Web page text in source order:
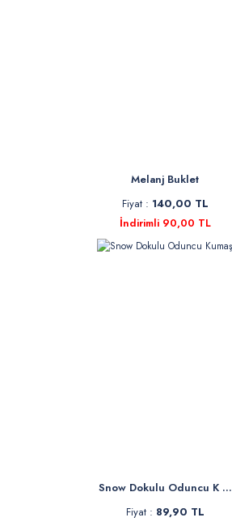
Melanj Buklet
Fiyat : 140,00 TL
İndirimli 90,00 TL
Snow Dokulu Oduncu K ...
Fiyat : 89,90 TL